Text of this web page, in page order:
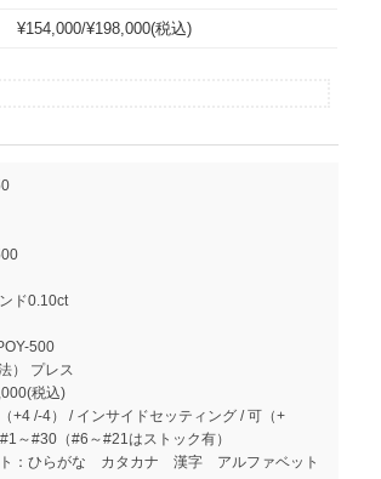
¥154,000/¥198,000(税込)
0.10ct
500
） プレス
税込)
+4 /-4） / インサイドセッティング / 可（+
～#30（#6～#21はストック有）
ト：ひらがな カタカナ 漢字 アルファベット